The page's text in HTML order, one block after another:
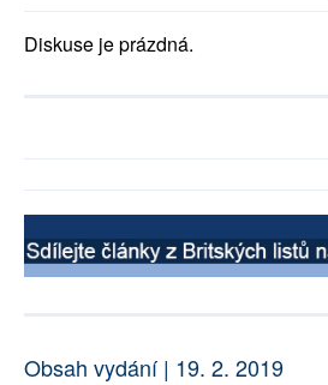
Diskuse je prázdná.
Obsah vydání | 19. 2. 2019